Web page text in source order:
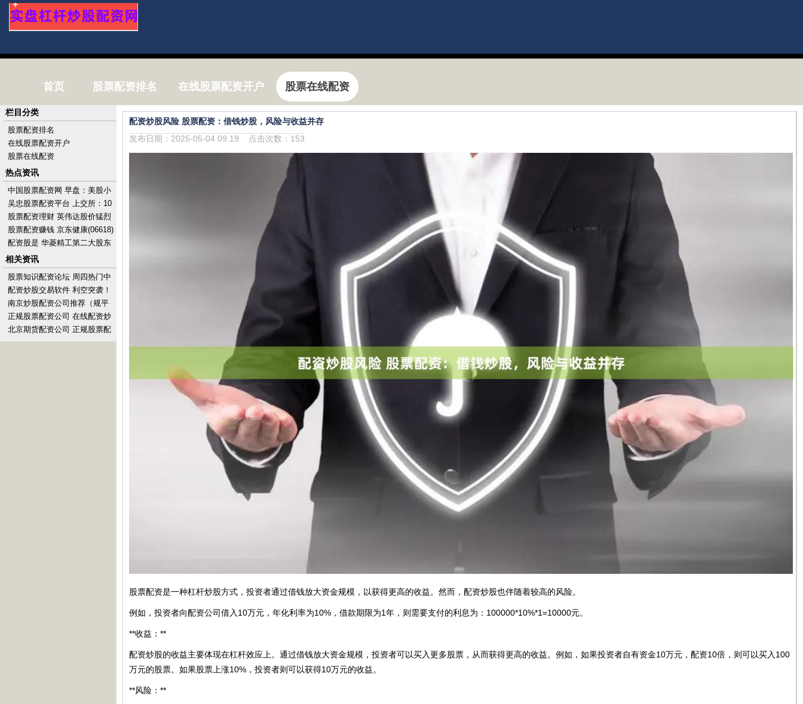
首页 股票配资排名 在线股票配资开户 股票在线配资
配资炒股风险 股票配资：借钱炒股，风险与收益并存
发布日期：2025-05-04 09:19 点击次数：153
股票配资是一种杠杆炒股方式，投资者通过借钱放大资金规模，以获得更高的收益。然而，配资炒股也伴随着较高的风险。
例如，投资者向配资公司借入10万元，年化利率为10%，借款期限为1年，则需要支付的利息为：100000*10%*1=10000元。
**收益：**
配资炒股的收益主要体现在杠杆效应上。通过借钱放大资金规模，投资者可以买入更多股票，从而获得更高的收益。例如，如果投资者自有资金10万元，配资10倍，则可以买入100
万元的股票。如果股票上涨10%，投资者则可以获得10万元的收益。
**风险：**
栏目分类
股票配资排名
在线股票配资开户
股票在线配资
热点资讯
中国股票配资网 早盘：美股小
幅上扬 市场关注科技股财报
吴忠股票配资平台 上交所：10
月1日至7日不提供港股通服
务，10月8日起
股票配资理财 英伟达股价猛烈
波动 分析师称或触及进一步下
跌关口
股票配资赚钱 京东健康(06618)
授出110.38万股奖励股份
配资股是 华菱精工第二大股东
计划最多增持9%股份
相关资讯
股票知识配资论坛 周四热门中
概股涨跌不一 B站涨7.7%，阿
里巴巴跌0.
配资炒股交易软件 利空突袭！
美国太阳能巨头突然崩盘！美
国光伏行业正在上演
南京炒股配资公司推荐（规平
台）
正规股票配资公司 在线配资炒
股开户：在线开设股票配资交
易账户
北京期货配资公司 正规股票配
资机构助您投资无忧